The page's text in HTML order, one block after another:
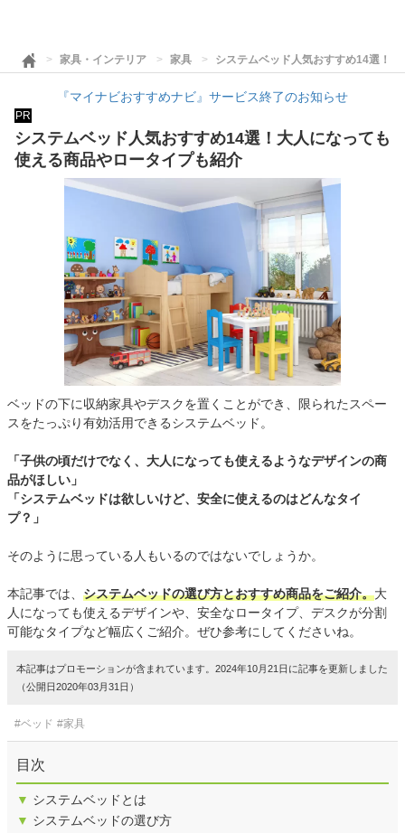
家具・インテリア 家具 システムベッド人気おすすめ14選！
『マイナビおすすめナビ』サービス終了のお知らせ
PR
システムベッド人気おすすめ14選！大人になっても
使える商品やロータイプも紹介
ベッドの下に収納家具やデスクを置くことができ、限られたスペー
スをたっぷり有効活用できるシステムベッド。
「子供の頃だけでなく、大人になっても使えるようなデザインの商
品がほしい」
「システムベッドは欲しいけど、安全に使えるのはどんなタイ
プ？」
そのように思っている人もいるのではないでしょうか。
本記事では、 システムベッドの選び方とおすすめ商品をご紹介。大
人になっても使えるデザインや、安全なロータイプ、デスクが分割
可能なタイプなど幅広くご紹介。ぜひ参考にしてくださいね。
本記事はプロモーションが含まれています。2024年10月21日に記事を更新しました
（公開日2020年03月31日）
#ベッド #家具
目次
▼ システムベッドとは
▼ システムベッドの選び方